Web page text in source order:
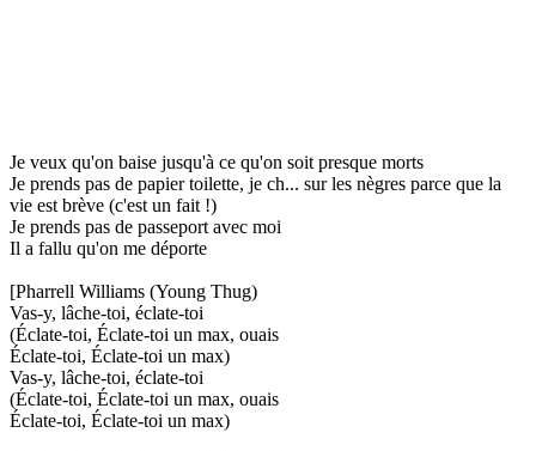
Je veux qu'on baise jusqu'à ce qu'on soit presque morts
Je prends pas de papier toilette, je ch... sur les nègres parce que la
vie est brève (c'est un fait !)
Je prends pas de passeport avec moi
Il a fallu qu'on me déporte
[Pharrell Williams (Young Thug)
Vas-y, lâche-toi, éclate-toi
(Éclate-toi, Éclate-toi un max, ouais
Éclate-toi, Éclate-toi un max)
Vas-y, lâche-toi, éclate-toi
(Éclate-toi, Éclate-toi un max, ouais
Éclate-toi, Éclate-toi un max)